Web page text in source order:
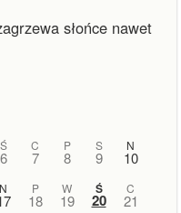
słońce nawet
Ś
6
C
7
P
8
S
9
N
10
N P
18
W
19
Ś
20
C
21